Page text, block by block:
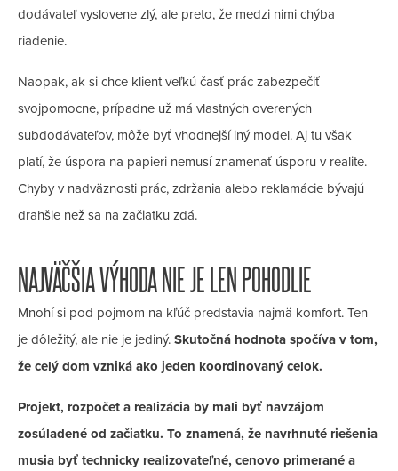
dodávateľ vyslovene zlý, ale preto, že medzi nimi chýba
riadenie.
Naopak, ak si chce klient veľkú časť prác zabezpečiť
svojpomocne, prípadne už má vlastných overených
subdodávateľov, môže byť vhodnejší iný model. Aj tu však
platí, že úspora na papieri nemusí znamenať úsporu v realite.
Chyby v nadväznosti prác, zdržania alebo reklamácie bývajú
drahšie než sa na začiatku zdá.
NAJVÄČŠIA VÝHODA NIE JE LEN POHODLIE
Mnohí si pod pojmom na kľúč predstavia najmä komfort. Ten
je dôležitý, ale nie je jediný. Skutočná hodnota spočíva v tom,
že celý dom vzniká ako jeden koordinovaný celok.
Projekt, rozpočet a realizácia by mali byť navzájom
zosúladené od začiatku. To znamená, že navrhnuté riešenia
musia byť technicky realizovateľné, cenovo primerané a